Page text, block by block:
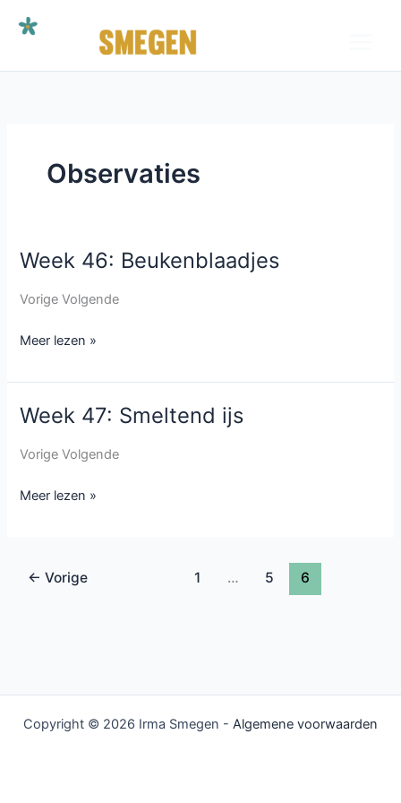
naar
inhoud
Observaties
Week 46: Beukenblaadjes
Vorige Volgende
Week
Beukenblaadjes
Meer lezen »
Week 47: Smeltend ijs
Vorige Volgende
Week
Smeltend
Meer lezen »
← Vorige 1 … 5 6
Copyright © 2026 Irma Smegen - Algemene voorwaarden